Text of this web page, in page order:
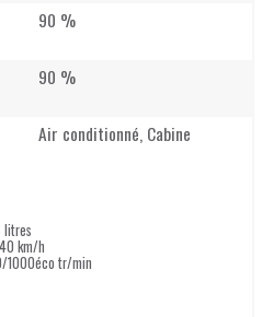
90 %
90 %
Air conditionné, Cabine
litres
km/h
1000éco tr/min